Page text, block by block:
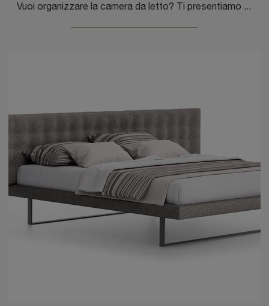
Vuoi organizzare la camera da letto? Ti presentiamo il letto in tessuto Turca Over di Spagnol Mobili per spazi moderni.